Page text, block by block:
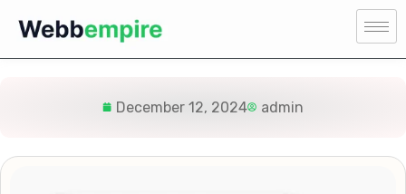
December 12, 2024 admin